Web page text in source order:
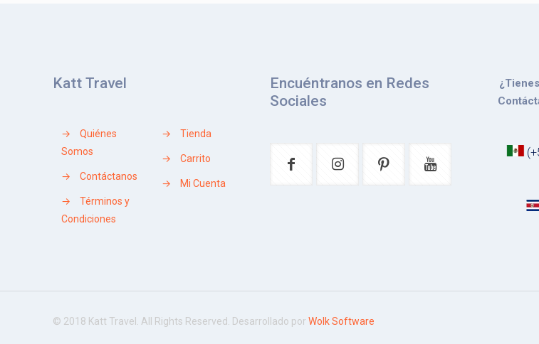
Katt Travel
→
Quiénes
Somos
→ Contáctanos
→
Términos y
Condiciones
→ Tienda
→ Carrito
→ Mi Cuenta
Encuéntranos en Redes
Sociales
© 2018 Katt Travel. All Rights Reserved. Desarrollado por Wolk Software